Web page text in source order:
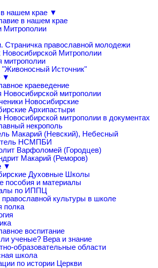
нашем крае ▼
в нашем крае
Митрополии
Страничка православной молодежи
Новосибирской Митрополии
митрополии
Источник"
▼
краеведение
Новосибирской митрополии
Новосибирские
Архипастыри
Новосибирской митрополии в документах
некрополь
Макарий (Невский), Небесный
НСМПБИ
Варфоломей (Городцев)
Макарий (Реморов)
▼
Духовные Школы
пособия и материалы
по ИППЦ
культуры в школе
полка
воспитание
ученые? Вера и знание
образовательные области
школа
по истории Церкви